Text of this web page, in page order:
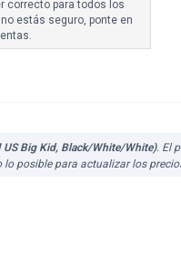
correcto para todos los
estás seguro, ponte en
Big Kid, Black/White/White). El
posible para actualizar los